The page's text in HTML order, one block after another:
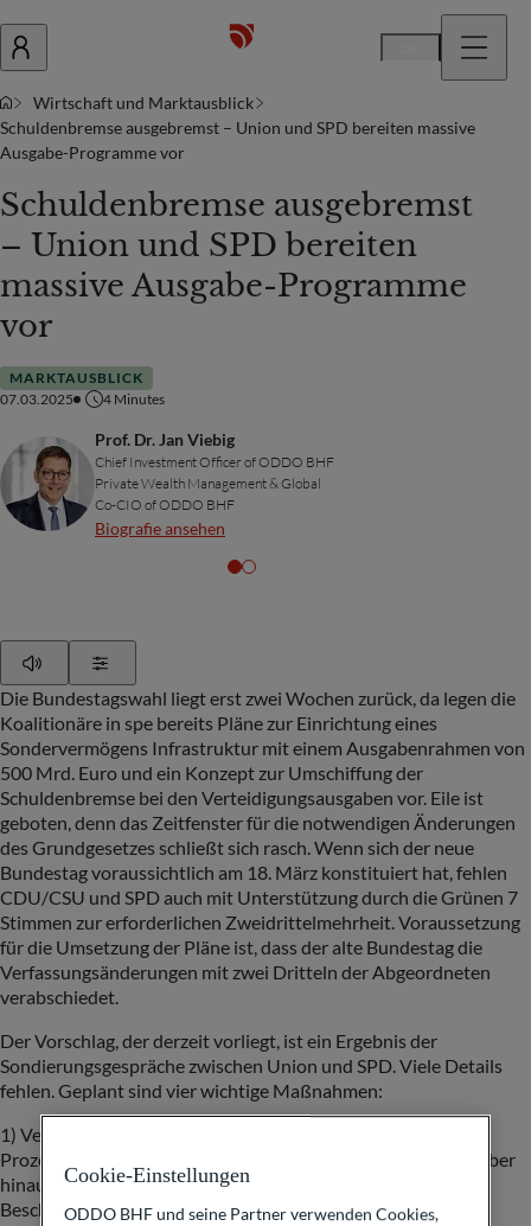
Wirtschaft und Marktausblick
Schuldenbremse ausgebremst – Union und SPD bereiten massive
Ausgabe-Programme vor
Schuldenbremse ausgebremst
– Union und SPD bereiten
massive Ausgabe-Programme
vor
MARKTAUSBLICK
07.03.2025
4 Minutes
Prof. Dr. Jan Viebig
Chief Investment Officer of ODDO BHF
Private Wealth Management & Global
Co-CIO of ODDO BHF
Biografie ansehen
Die Bundestagswahl liegt erst zwei Wochen zurück, da legen die
Koalitionäre in spe bereits Pläne zur Einrichtung eines
Sondervermögens Infrastruktur mit einem Ausgabenrahmen von
500 Mrd. Euro und ein Konzept zur Umschiffung der
Schuldenbremse bei den Verteidigungsausgaben vor. Eile ist
geboten, denn das Zeitfenster für die notwendigen Änderungen
des Grundgesetzes schließt sich rasch. Wenn sich der neue
Bundestag voraussichtlich am 18. März konstituiert hat, fehlen
CDU/CSU und SPD auch mit Unterstützung durch die Grünen 7
Stimmen zur erforderlichen Zweidrittelmehrheit. Voraussetzung
für die Umsetzung der Pläne ist, dass der alte Bundestag die
Verfassungsänderungen mit zwei Dritteln der Abgeordneten
verabschiedet.
Der Vorschlag, der derzeit vorliegt, ist ein Ergebnis der
Sondierungsgespräche zwischen Union und SPD. Viele Details
fehlen. Geplant sind vier wichtige Maßnahmen:
1) Verteidigungsausgaben sollen nur bis zu einer Höhe von 1
Prozent auf die Schuldenbremse angerechnet werden – darüber
hinaus gehende Ausgaben sollen keiner unmittelbaren
Beschränkung unterworfen sein.
Cookie-Einstellungen
ODDO BHF und seine Partner verwenden Cookies,